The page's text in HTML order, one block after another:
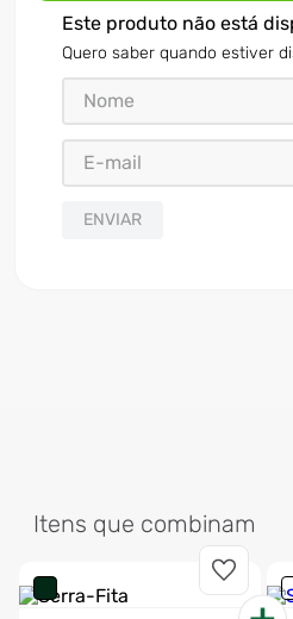
Este produto não está
Quero saber quando estiver
ENVIAR
Itens que combinam